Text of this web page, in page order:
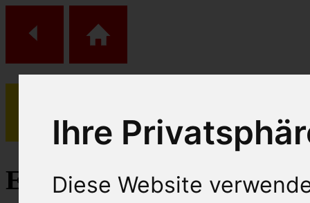
Ihre
Diese Website
(0)
Einkaufs Wagen